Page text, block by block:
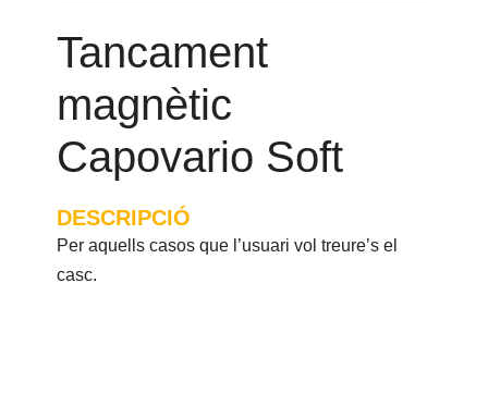
Tancament
magnètic
Capovario Soft
DESCRIPCIÓ
Per aquells casos que l’usuari vol treure’s el
casc.